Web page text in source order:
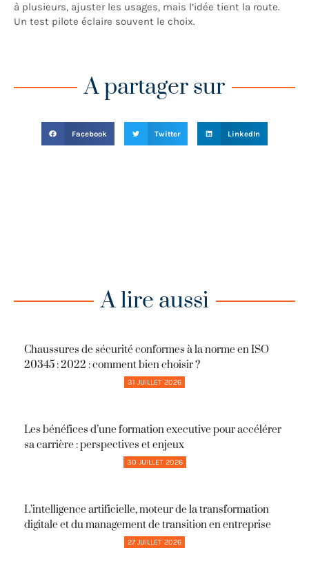
à plusieurs, ajuster les usages, mais l’idée tient la route.
Un test pilote éclaire souvent le choix.
A partager sur
Facebook Twitter LinkedIn
A lire aussi
Chaussures de sécurité conformes à la norme en ISO
20345 : 2022 : comment bien choisir ?
31 JUILLET 2026
Les bénéfices d’une formation executive pour accélérer
sa carrière : perspectives et enjeux
30 JUILLET 2026
L’intelligence artificielle, moteur de la transformation
digitale et du management de transition en entreprise
27 JUILLET 2026